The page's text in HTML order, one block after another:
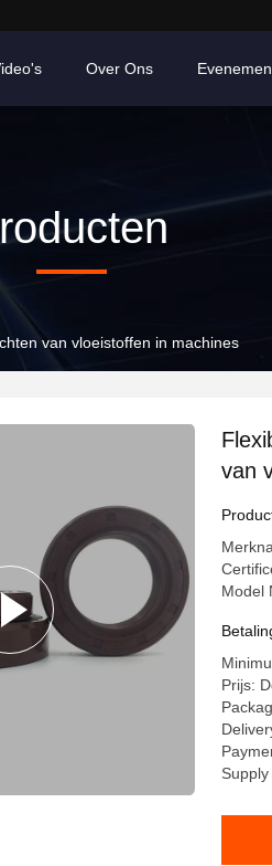
Over Ons
van vloeistoffen in machines
van
Model
Prijs: